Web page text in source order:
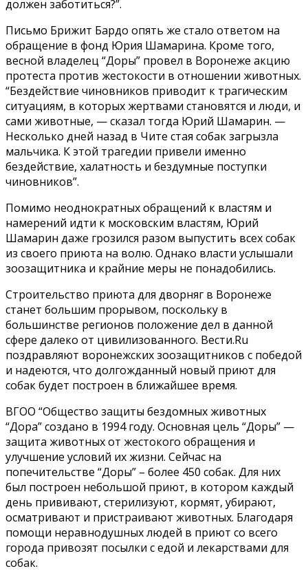
должен заботиться?”.
Письмо Брижит Бардо опять же стало ответом на
обращение в фонд Юрия Шамарина. Кроме того,
весной владелец “Доры” провел в Воронеже акцию
протеста против жестокости в отношении животных.
“Бездействие чиновников приводит к трагическим
ситуациям, в которых жертвами становятся и люди, и
сами животные, — сказал тогда Юрий Шамарин. —
Несколько дней назад в Чите стая собак загрызла
мальчика. К этой трагедии привели именно
бездействие, халатность и бездумные поступки
чиновников”.
Помимо неоднократных обращений к властям и
намерений идти к московским властям, Юрий
Шамарин даже грозился разом выпустить всех собак
из своего приюта на волю. Однако власти услышали
зоозащитника и крайние меры не понадобились.
Строительство приюта для дворняг в Воронеже
станет большим прорывом, поскольку в
большинстве регионов положение дел в данной
сфере далеко от цивилизованного. Вести.Ru
поздравляют воронежских зоозащитников с победой
и надеются, что долгожданный новый приют для
собак будет построен в ближайшее время.
ВГОО “Общество защиты бездомных животных
“Дора” создано в 1994 году. Основная цель “Доры” —
защита животных от жестокого обращения и
улучшение условий их жизни. Сейчас на
попечительстве “Доры” – более 450 собак. Для них
был построен небольшой приют, в котором каждый
день прививают, стерилизуют, кормят, убирают,
осматривают и пристраивают животных. Благодаря
помощи неравнодушных людей в приют со всего
города привозят посылки с едой и лекарствами для
собак.